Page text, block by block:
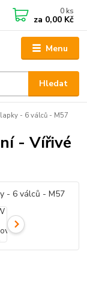
Menu
Hledat
0 ks
za 0,00 Kč
- 6 válců - M57
- Vířivé